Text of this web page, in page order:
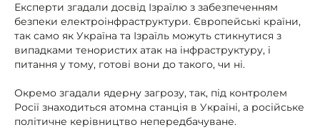
Експерти згадали досвід Ізраїлю з забезпеченням
безпеки електроінфраструктури. Європейські країни,
так само як Україна та Ізраїль можуть стикнутися з
випадками тенористих атак на інфраструктуру, і
питання у тому, готові вони до такого, чи ні.
Окремо згадали ядерну загрозу, так, під контролем
Росії знаходиться атомна станція в Україні, а російське
політичне керівництво непередбачуване.